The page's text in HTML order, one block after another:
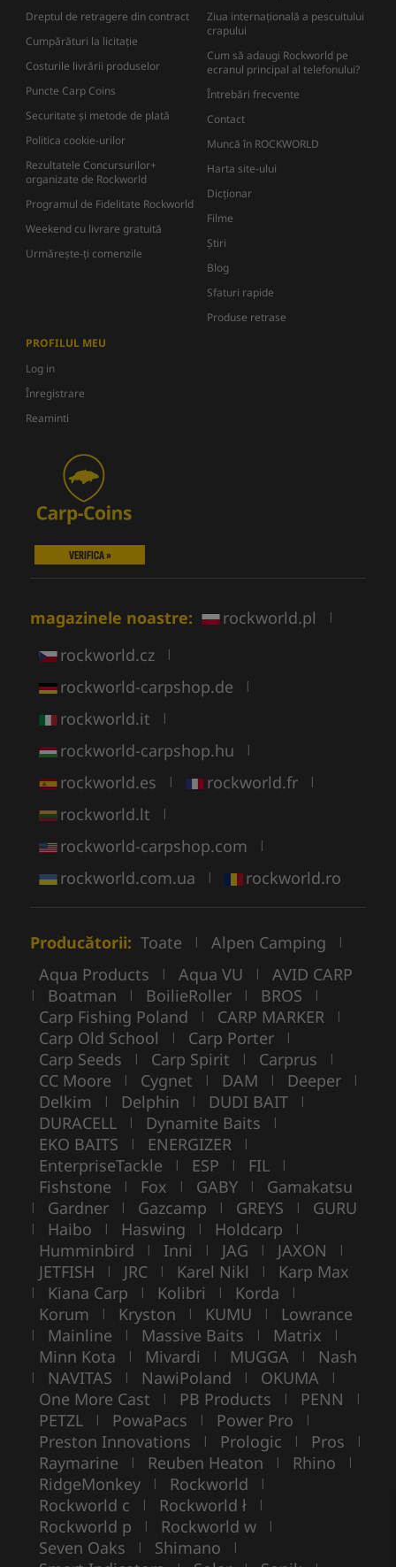
Dreptul de retragere din contract
Cumpărături la licitație
Costurile livrării produselor
Puncte Carp Coins
Securitate și metode de plată
Politica cookie-urilor
Rezultatele Concursurilor+
organizate de Rockworld
Programul de Fidelitate Rockworld
Weekend cu livrare gratuită
Urmărește-ți comenzile
Ziua internațională a pescuitului
crapului
Cum să adaugi Rockworld pe
ecranul principal al telefonului?
Întrebări frecvente
Contact
Muncă în ROCKWORLD
Harta site-ului
Dicţionar
Filme
Știri
Blog
Sfaturi rapide
Produse retrase
PROFILUL MEU
Log in
Înregistrare
Reaminti
VERIFICA »
magazinele noastre: rockworld.pl |
rockworld.cz |
rockworld-carpshop.de |
rockworld.it |
rockworld-carpshop.hu |
rockworld.es | rockworld.fr |
rockworld.lt |
rockworld-carpshop.com |
rockworld.com.ua | rockworld.ro
Producătorii: Toate | Alpen Camping |
Aqua Products | Aqua VU | AVID CARP
| Boatman | BoilieRoller | BROS |
Carp Fishing Poland | CARP MARKER |
Carp Old School | Carp Porter |
Carp Seeds | Carp Spirit | Carprus |
CC Moore | Cygnet | DAM | Deeper |
Delkim | Delphin | DUDI BAIT |
DURACELL | Dynamite Baits |
EKO BAITS | ENERGIZER |
EnterpriseTackle | ESP | FIL |
Fishstone | Fox | GABY | Gamakatsu
| Gardner | Gazcamp | GREYS | GURU
| Haibo | Haswing | Holdcarp |
Humminbird | Inni | JAG | JAXON |
JETFISH | JRC | Karel Nikl | Karp Max
| Kiana Carp | Kolibri | Korda |
Korum | Kryston | KUMU | Lowrance
| Mainline | Massive Baits | Matrix |
Minn Kota | Mivardi | MUGGA | Nash
| NAVITAS | NawiPoland | OKUMA |
One More Cast | PB Products | PENN |
PETZL | PowaPacs | Power Pro |
Preston Innovations | Prologic | Pros |
Raymarine | Reuben Heaton | Rhino |
RidgeMonkey | Rockworld |
Rockworld c | Rockworld ł |
Rockworld p | Rockworld w |
Seven Oaks | Shimano |